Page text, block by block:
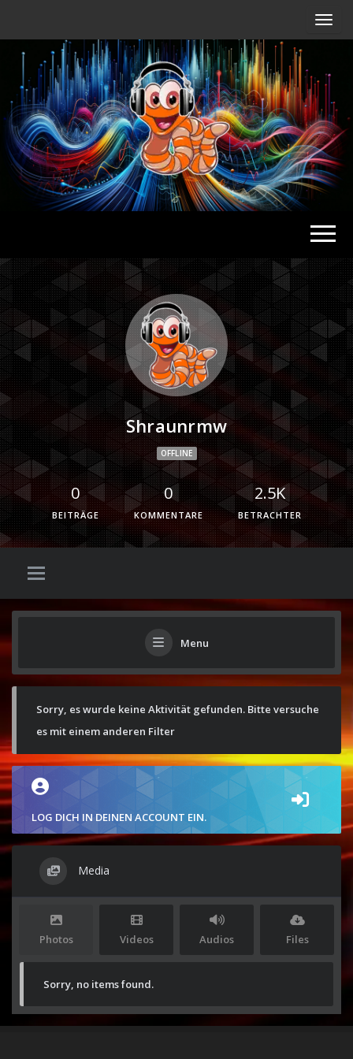
Radio
Shraunrmw
OFFLINE
0
BEITRÄGE
0
KOMMENTARE
2.5K
BETRACHTER
Menu
Sorry, es wurde keine Aktivität gefunden. Bitte versuche
es mit einem anderen Filter
LOG DICH IN DEINEN ACCOUNT EIN.
Media
Photos Videos Audios Files
Sorry, no items found.